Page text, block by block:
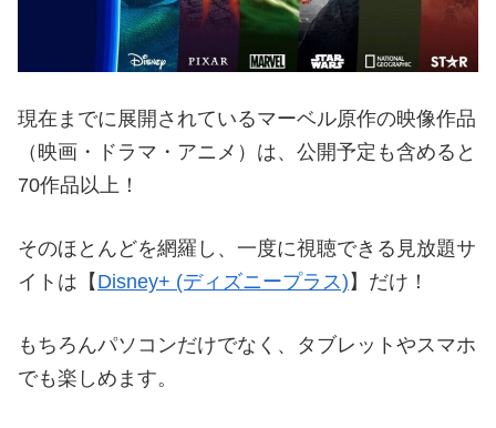
現在までに展開されているマーベル原作の映像作品
（映画・ドラマ・アニメ）は、公開予定も含めると
70作品以上！
そのほとんどを網羅し、一度に視聴できる見放題サ
イトは【 Disney+ (ディズニープラス) 】だけ！
もちろんパソコンだけでなく、タブレットやスマホ
でも楽しめます。